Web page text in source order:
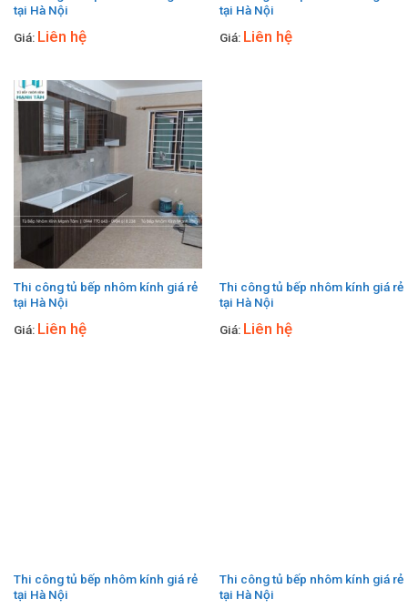
tại Hà Nội
Giá: Liên hệ
tại Hà Nội
Giá: Liên hệ
Thi công tủ bếp nhôm kính giá rẻ
tại Hà Nội
Giá: Liên hệ
Thi công tủ bếp nhôm kính giá rẻ
tại Hà Nội
Giá: Liên hệ
Thi công tủ bếp nhôm kính giá rẻ
tại Hà Nội
Thi công tủ bếp nhôm kính giá rẻ
tại Hà Nội